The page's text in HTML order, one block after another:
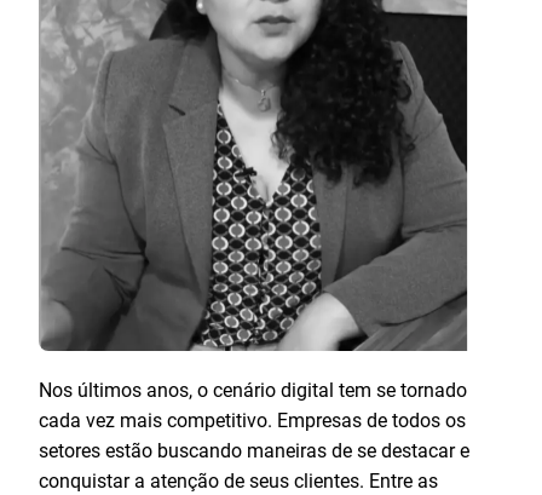
Nos últimos anos, o cenário digital tem se tornado
cada vez mais competitivo. Empresas de todos os
setores estão buscando maneiras de se destacar e
conquistar a atenção de seus clientes. Entre as